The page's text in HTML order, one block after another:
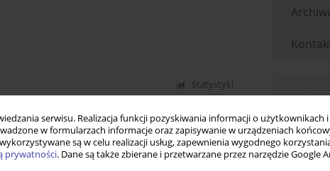
serwisu. Realizacja funkcji pozyskiwania informacji o użytkownikach i
w formularzach informacje oraz zapisywanie w urządzeniach
są w celu realizacji usług, zapewnienia wygodnego
prywatności. Dane są także zbierane i przetwarzane przez narzędzie Google
Statystyki
Miesiąc
Auto-